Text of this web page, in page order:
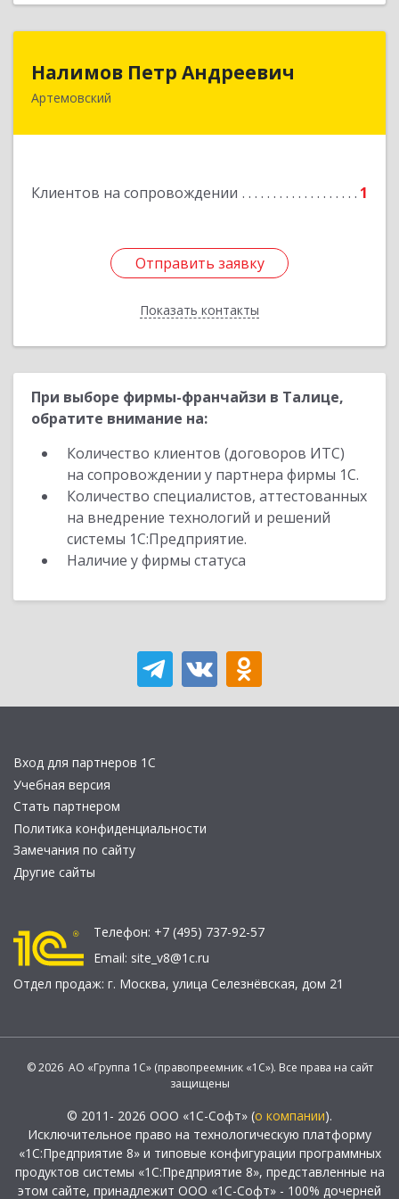
Налимов Петр Андреевич
Артемовский
Клиентов на сопровождении 1
Отправить заявку
Показать контакты
623780, Свердловская обл, Артемовский г,
Отправить заявку
Назад
При выборе фирмы-франчайзи в Талице,
обратите внимание на:
Количество клиентов (договоров ИТС)
на сопровождении у партнера фирмы 1С.
Количество специалистов, аттестованных
на внедрение технологий и решений
системы 1С:Предприятие.
Наличие у фирмы статуса
Вход для партнеров 1С
Учебная версия
Стать партнером
Политика конфиденциальности
Замечания по сайту
Другие сайты
Телефон: +7 (495) 737-92-57
Email: site_v8@1c.ru
Отдел продаж: г. Москва, улица Селезнёвская, дом 21
© 2026 АО «Группа 1С» (правопреемник «1С»). Все права на сайт
защищены
© 2011- 2026 ООО «1С-Софт» (о компании).
Исключительное право на технологическую платформу
«1С:Предприятие 8» и типовые конфигурации программных
продуктов системы «1С:Предприятие 8», представленные на
этом сайте, принадлежит ООО «1С-Софт» - 100% дочерней